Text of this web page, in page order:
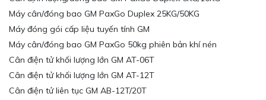
Máy cân/đóng bao GM PaxGo Duplex 25KG/50KG
Máy đóng gói cấp liệu tuyến tính GM
Máy cân/đóng bao GM PaxGo 50kg phiên bản khí nén
Cân điện tử khối lượng lớn GM AT-06T
Cân điện tử khối lượng lớn GM AT-12T
Cân điện tử liên tục GM AB-12T/20T